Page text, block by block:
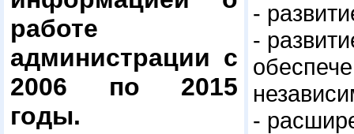
работе
администрации с
2006 по 2015
годы.
-
-
-